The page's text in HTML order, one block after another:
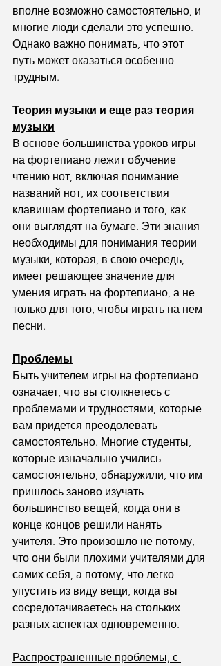
вполне возможно самостоятельно, и
многие люди сделали это успешно.
Однако важно понимать, что этот
путь может оказаться особенно
трудным.
Теория музыки и еще раз теория
музыки
В основе большинства уроков игры
на фортепиано лежит обучение
чтению нот, включая понимание
названий нот, их соответствия
клавишам фортепиано и того, как
они выглядят на бумаге. Эти знания
необходимы для понимания теории
музыки, которая, в свою очередь,
имеет решающее значение для
умения играть на фортепиано, а не
только для того, чтобы играть на нем
песни.
Проблемы
Быть учителем игры на фортепиано
означает, что вы столкнетесь с
проблемами и трудностями, которые
вам придется преодолевать
самостоятельно. Многие студенты,
которые изначально учились
самостоятельно, обнаружили, что им
пришлось заново изучать
большинство вещей, когда они в
конце концов решили нанять
учителя. Это произошло не потому,
что они были плохими учителями для
самих себя, а потому, что легко
упустить из виду вещи, когда вы
сосредотачиваетесь на стольких
разных аспектах одновременно.
Распространенные проблемы, с